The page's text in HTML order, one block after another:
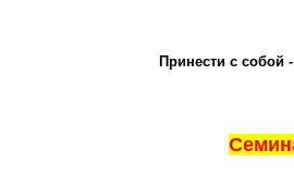
Принести с собой